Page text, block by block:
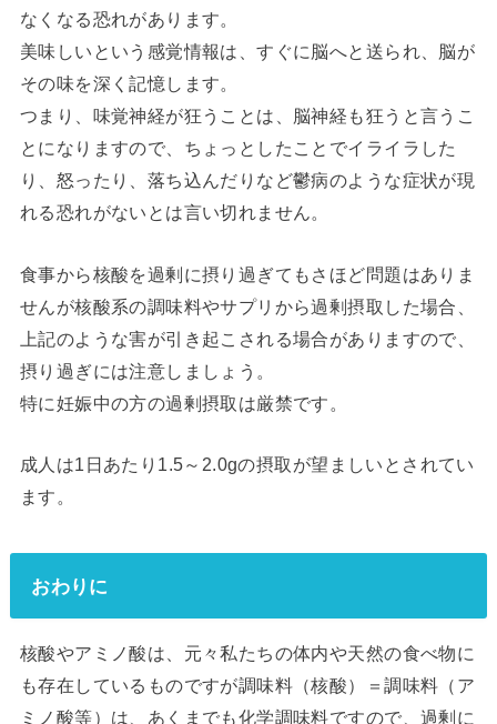
なくなる恐れがあります。
美味しいという感覚情報は、すぐに脳へと送られ、脳が
その味を深く記憶します。
つまり、味覚神経が狂うことは、脳神経も狂うと言うこ
とになりますので、ちょっとしたことでイライラした
り、怒ったり、落ち込んだりなど鬱病のような症状が現
れる恐れがないとは言い切れません。
食事から核酸を過剰に摂り過ぎてもさほど問題はありま
せんが核酸系の調味料やサプリから過剰摂取した場合、
上記のような害が引き起こされる場合がありますので、
摂り過ぎには注意しましょう。
特に妊娠中の方の過剰摂取は厳禁です。
成人は1日あたり1.5～2.0gの摂取が望ましいとされてい
ます。
おわりに
核酸やアミノ酸は、元々私たちの体内や天然の食べ物に
も存在しているものですが調味料（核酸）＝調味料（ア
ミノ酸等）は、あくまでも化学調味料ですので、過剰に